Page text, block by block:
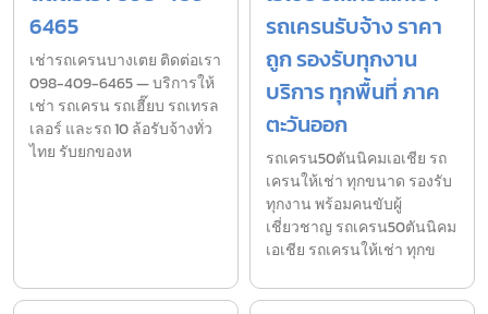
6465
เช่ารถเครนบางเตย ติดต่อเรา
098-409-6465 — บริการให้
เช่า รถเครน รถเฮี๊ยบ รถเทรล
เลอร์ และรถ 10 ล้อรับจ้างทั่ว
ไทย รับยกของห
รถเครนรับจ้าง ราคา
ถูก รองรับทุกงาน
บริการ ทุกพื้นที่ ภาค
ตะวันออก
รถเครน50ตันนิคมเอเชีย รถ
เครนให้เช่า ทุกขนาด รองรับ
ทุกงาน พร้อมคนขับผู้
เชี่ยวชาญ รถเครน50ตันนิคม
เอเชีย รถเครนให้เช่า ทุกข